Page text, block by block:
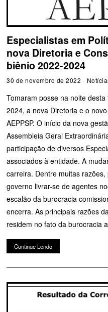
Especialistas em
nova Diretoria e
biênio 2022-2024
30 de novembro de 2022
Tomaram posse na noite
2024, a nova Diretoria e o
AEPPSP. O início da nova
Assembleia Geral
participação de diversos
associados à entidade. A
carreira. Dentre muitas
governo livrar-se de agentes
escalão da burocracia
encerra. As principais razões
residem no fato da burocracia
Continue Lendo